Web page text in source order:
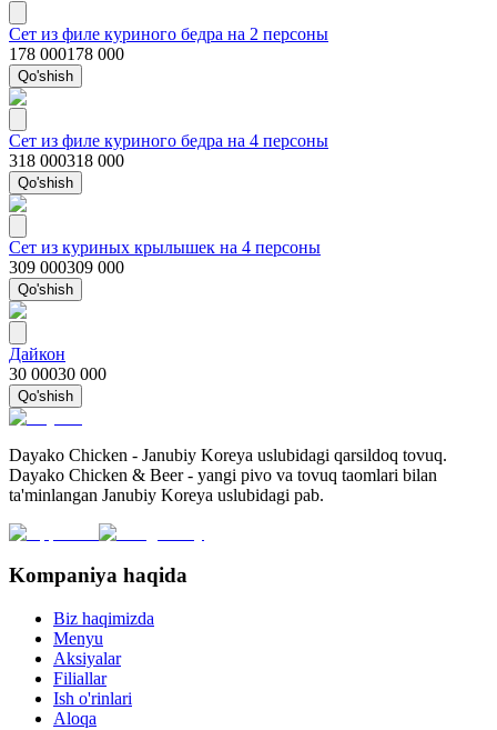
Сет из филе куриного бедра на 2 персоны
178 000178 000
Qo'shish
Сет из филе куриного бедра на 4 персоны
318 000318 000
Qo'shish
Сет из куриных крылышек на 4 персоны
309 000309 000
Qo'shish
Дайкон
30 00030 000
Qo'shish
Dayako Chicken - Janubiy Koreya uslubidagi qarsildoq tovuq.
Dayako Chicken & Beer - yangi pivo va tovuq taomlari bilan
ta'minlangan Janubiy Koreya uslubidagi pab.
Kompaniya haqida
Biz haqimizda
Menyu
Aksiyalar
Filiallar
Ish o'rinlari
Aloqa